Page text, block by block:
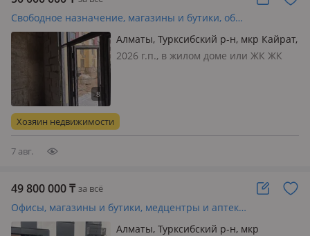
Свободное назначение, магазины и бутики, образование · 78.35 м²
Алматы, Турксибский р-н, мкр Кайрат,
Сыбызгы 100
2026 г.п., в жилом доме или ЖК ЖК
вентиляция, потолки 3.3м.,
Помещение находится в новом ЖК
Хозяин недвижимости
7 авг.
49 800 000₸ за всё
Офисы, магазины и бутики, медцентры и аптеки, образование · 62 м²
Алматы, Турксибский р-н, мкр